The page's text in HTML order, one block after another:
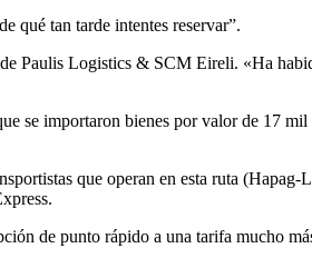
qué tan tarde intentes reservar”.
Paulis Logistics & SCM Eireli. «Ha
se importaron bienes por valor de 17
que operan en esta ruta
de punto rápido a una tarifa mucho